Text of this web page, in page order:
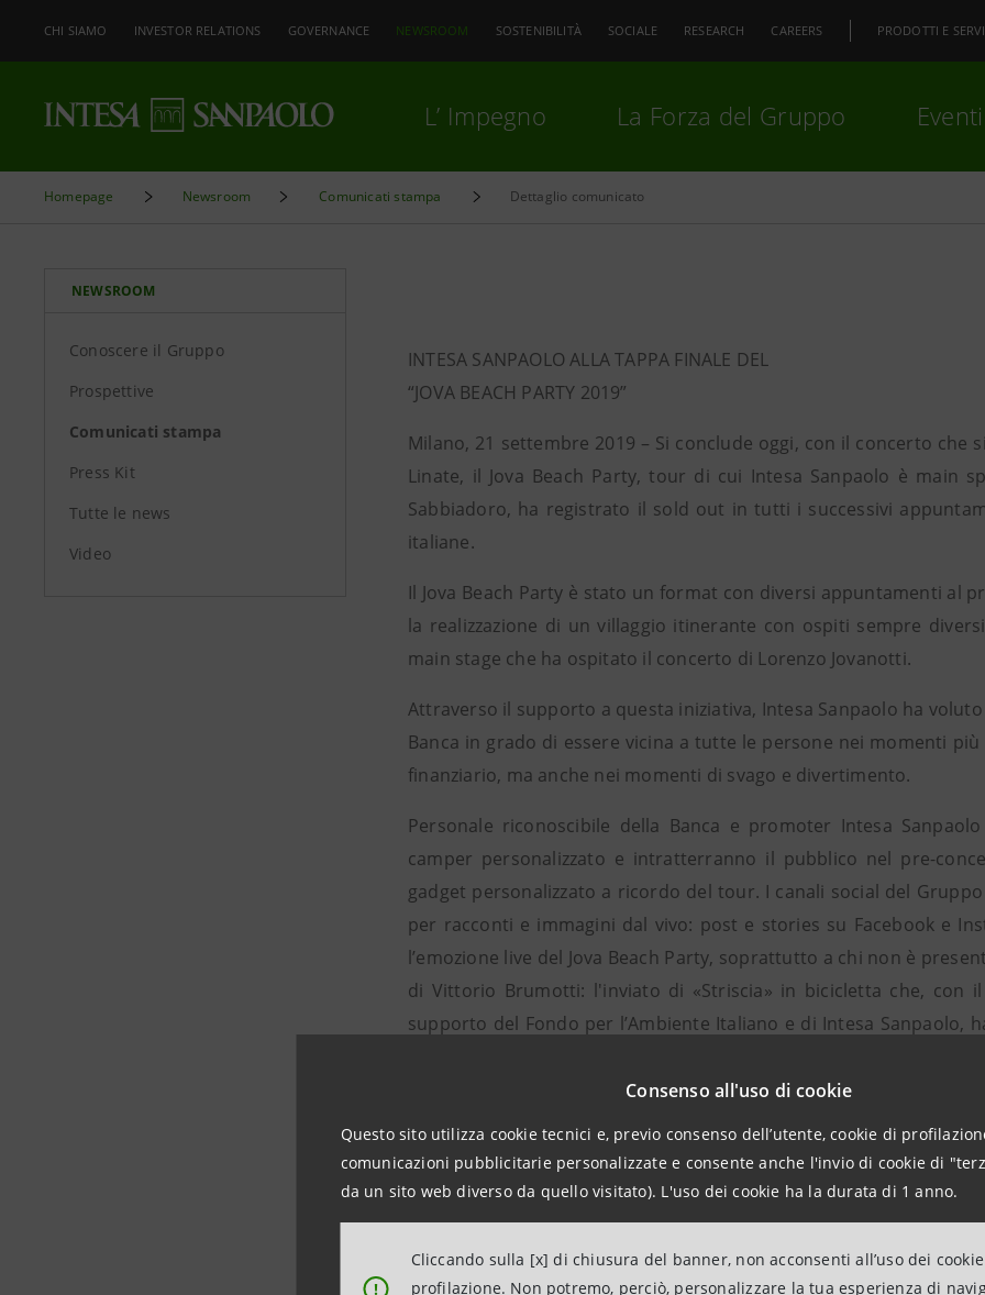
Consenso all'uso di cookie
Questo sito utilizza cookie tecnici e, previo consenso dell’utente, cookie di
comunicazioni pubblicitarie personalizzate e consente anche l'invio di cookie di
da un sito web diverso da quello visitato). L'uso dei cookie ha la durata di 1 anno.
!
Cliccando sulla [x] di chiusura del banner, non acconsenti all’uso dei
profilazione. Non potremo, perciò, personalizzare la tua esperienza di
CHI SIAMO INVESTOR RELATIONS GOVERNANCE NEWSROOM SOSTENIBILITÀ SOCIALE RESEARCH CAREERS PRODOTTI E
L’ Impegno La Forza del Gruppo
Homepage Newsroom Comunicati stampa Dettaglio comunicato
NEWSROOM
Conoscere il Gruppo
Prospettive
Comunicati stampa
Press Kit
Tutte le news
Video
INTESA SANPAOLO ALLA TAPPA FINALE DEL
“JOVA BEACH PARTY 2019”
Milano, 21 settembre 2019 – Si conclude oggi, con il concerto che
Linate, il Jova Beach Party, tour di cui Intesa Sanpaolo è main
Sabbiadoro, ha registrato il sold out in tutti i successivi
italiane.
Il Jova Beach Party è stato un format con diversi appuntamenti al
la realizzazione di un villaggio itinerante con ospiti sempre
main stage che ha ospitato il concerto di Lorenzo Jovanotti.
Attraverso il supporto a questa iniziativa, Intesa Sanpaolo ha
Banca in grado di essere vicina a tutte le persone nei momenti
finanziario, ma anche nei momenti di svago e divertimento.
Personale riconoscibile della Banca e promoter Intesa
camper personalizzato e intratterranno il pubblico nel pre-
gadget personalizzato a ricordo del tour. I canali social del
per racconti e immagini dal vivo: post e stories su Facebook e
l’emozione live del Jova Beach Party, soprattutto a chi non è
di Vittorio Brumotti: l'inviato di «Striscia» in bicicletta che, con
supporto del Fondo per l’Ambiente Italiano e di Intesa Sanpaolo,
La vicinanza a un pubblico sempre più ampio e l’obiettivo di
Gruppo ad affiancare i talenti più importanti del panorama
Informazioni per la stampa